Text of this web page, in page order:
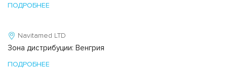
ПОДРОБНЕЕ
Navitamed LTD
Зона дистрибуции: Венгрия
ПОДРОБНЕЕ